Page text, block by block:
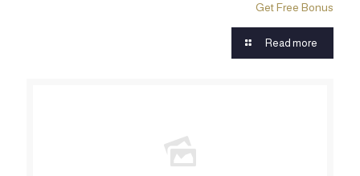
Get Free Bonus
Read more